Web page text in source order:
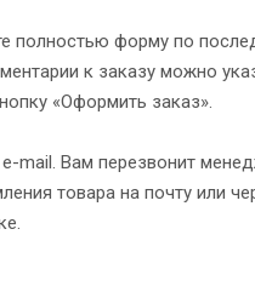
полностью форму по
к заказу можно
«Оформить заказ».
Вам перезвонит
товара на почту или